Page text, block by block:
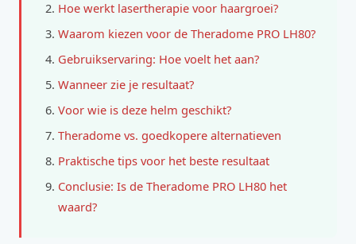
Hoe werkt lasertherapie voor haargroei?
Waarom kiezen voor de Theradome PRO LH80?
Gebruikservaring: Hoe voelt het aan?
Wanneer zie je resultaat?
Voor wie is deze helm geschikt?
Theradome vs. goedkopere alternatieven
Praktische tips voor het beste resultaat
Conclusie: Is de Theradome PRO LH80 het
waard?